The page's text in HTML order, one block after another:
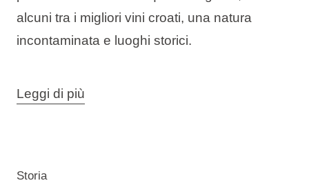
alcuni tra i migliori vini croati, una natura
incontaminata e luoghi storici.
Leggi di più
Storia